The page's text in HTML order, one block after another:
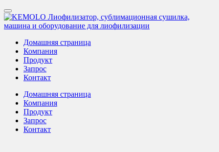
Домашняя страница
Компания
Продукт
Запрос
Контакт
Домашняя страница
Компания
Продукт
Запрос
Контакт